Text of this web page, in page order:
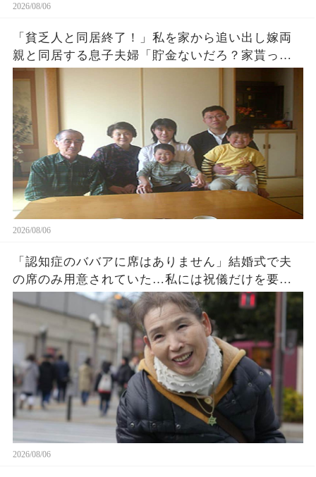
2026/08/06
「貧乏人と同居終了！」私を家から追い出し嫁両
親と同居する息子夫婦「貯金ないだろ？家貰った
ら用済みでーすw」1週間後、息子から100件鬼電
2026/08/06
「認知症のババアに席はありません」結婚式で夫
の席のみ用意されていた…私には祝儀だけを要求
する息子夫婦。私たち夫婦は無言で式場を去った
→直後、料金未納で結婚式は取り消された
2026/08/06